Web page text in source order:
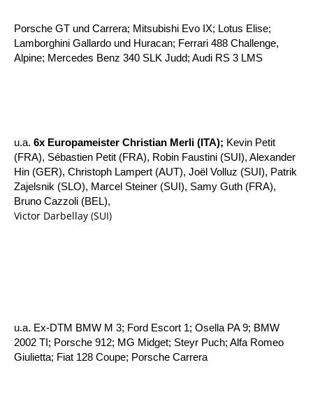
Porsche GT und Carrera; Mitsubishi Evo IX; Lotus Elise;
Lamborghini Gallardo und Huracan; Ferrari 488 Challenge,
Alpine; Mercedes Benz 340 SLK Judd; Audi RS 3 LMS
u.a. 6x Europameister Christian Merli (ITA); Kevin Petit
(FRA), Sébastien Petit (FRA), Robin Faustini (SUI), Alexander
Hin (GER), Christoph Lampert (AUT), Joël Volluz (SUI), Patrik
Zajelsnik (SLO), Marcel Steiner (SUI), Samy Guth (FRA),
Bruno Cazzoli (BEL),
Victor Darbellay (SUI)
u.a. Ex-DTM BMW M 3; Ford Escort 1; Osella PA 9; BMW
2002 TI; Porsche 912; MG Midget; Steyr Puch; Alfa Romeo
Giulietta; Fiat 128 Coupe; Porsche Carrera